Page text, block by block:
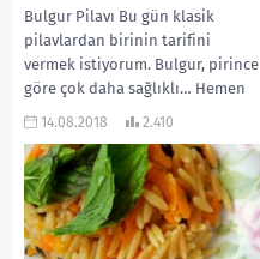
Bulgur Pilavı Bu gün klasik
pilavlardan birinin tarifini
vermek istiyorum. Bulgur, pirince
göre çok daha sağlıklı… Hemen
hemen her yemeğin...
14.08.2018 2.410